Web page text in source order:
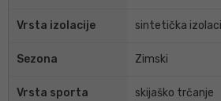
Vrsta izolacije sintetička
Sezona Zimski
Vrsta sporta skijaško trčanje